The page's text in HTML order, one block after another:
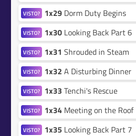
VISTO? 1x29 Dorm Duty Begins
VISTO? 1x30 Looking Back Part 6
VISTO? 1x31 Shrouded in Steam
VISTO? 1x32 A Disturbing Dinner
VISTO? 1x33 Tenchi's Rescue
VISTO? 1x34 Meeting on the Roof
VISTO? 1x35 Looking Back Part 7